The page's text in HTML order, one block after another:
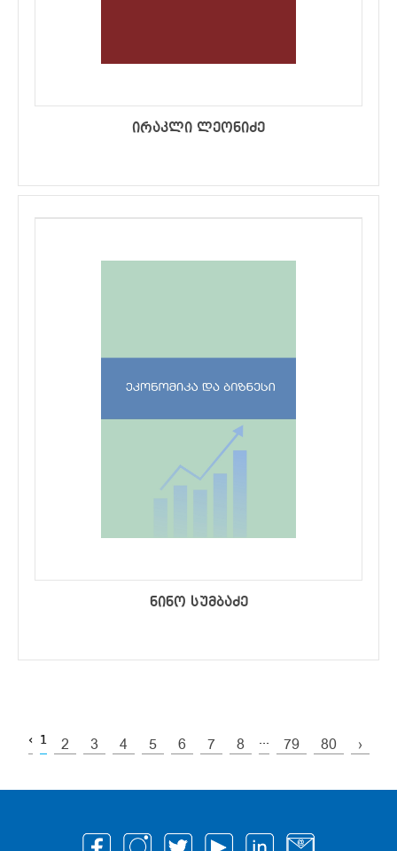
ირაკლი ლეონიძე
ნინო სუმბაძე
‹ 1 2 3 4 5 6 7 8 ... 79 80 ›